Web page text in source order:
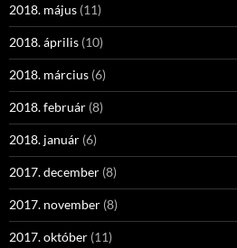
2018. május (11)
2018. április (10)
2018. március (6)
2018. február (8)
2018. január (6)
2017. december (8)
2017. november (8)
2017. október (11)